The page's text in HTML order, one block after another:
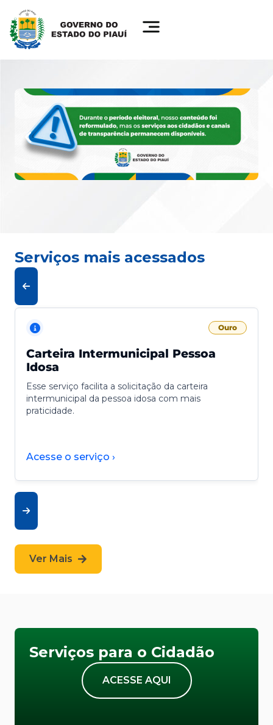
Serviços mais acessados
Ouro
Carteira Intermunicipal Pessoa
Idosa
Esse serviço facilita a solicitação da carteira
intermunicipal da pessoa idosa com mais
praticidade.
Acesse o serviço ›
Ver Mais
Serviços para o Cidadão
ACESSE AQUI